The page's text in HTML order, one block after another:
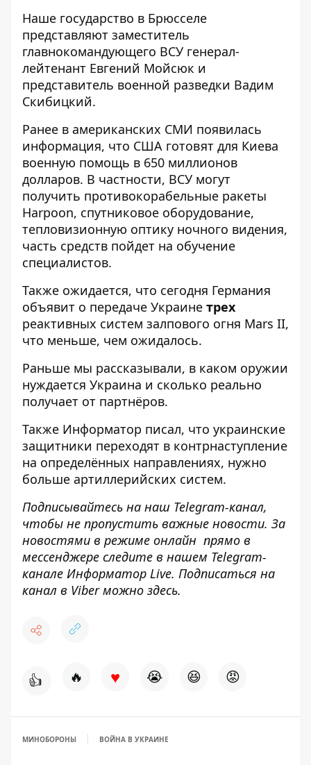
Наше государство в Брюсселе
представляют заместитель
главнокомандующего ВСУ генерал-
лейтенант Евгений Мойсюк и
представитель военной разведки Вадим
Скибицкий.
Ранее в американских СМИ появилась
информация, что США готовят для Киева
военную помощь в 650 миллионов
долларов. В частности, ВСУ могут
получить противокорабельные ракеты
Harpoon, спутниковое оборудование,
тепловизионную оптику ночного видения,
часть средств пойдет на обучение
специалистов.
Также ожидается, что сегодня Германия
объявит о передаче Украине трех
реактивных систем залпового огня Mars II,
что меньше, чем ожидалось.
Раньше мы рассказывали, в каком оружии
нуждается Украина и сколько реально
получает от партнёров.
Также Информатор писал, что украинские
защитники переходят в контрнаступление
на определённых направлениях, нужно
больше артиллерийских систем.
Подписывайтесь на наш Telegram-канал,
чтобы не пропустить важные новости. За
новостями в режиме онлайн прямо в
мессенджере следите в нашем Telegram-
канале Информатор Live. Подписаться на
канал в Viber можно здесь.
👍 🔥 ♥ 😭 😆 😡
МИНОБОРОНЫ ВОЙНА В УКРАИНЕ